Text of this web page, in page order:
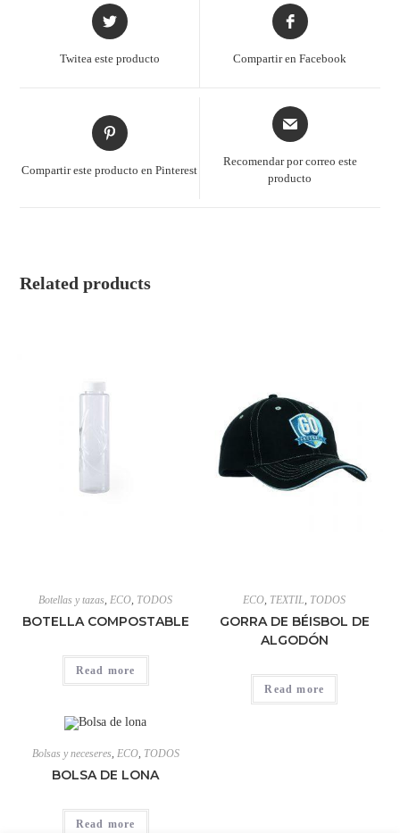
Twitea este producto Compartir en Facebook
Compartir este producto en Pinterest
Recomendar por correo este
producto
Related products
Botellas y tazas,ECO, TODOS
BOTELLA COMPOSTABLE
Read more
ECO, TEXTIL, TODOS
GORRA DE BÉISBOL DE
ALGODÓN
Read more
Bolsas y neceseres, ECO, TODOS
BOLSA DE LONA
Read more